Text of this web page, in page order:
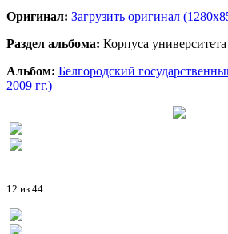
Оригинал: Загрузить оригинал
Раздел альбома: Корпуса университета
Альбом: Белгородский
2009 гг.)
12 из 44